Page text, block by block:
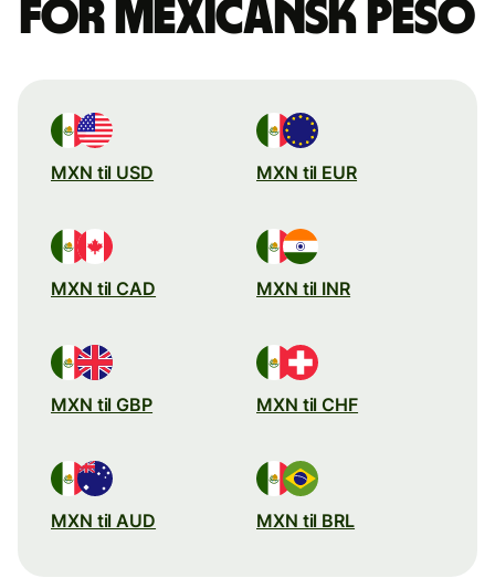
for mexicansk peso
MXN til USD MXN til EUR
MXN til CAD MXN til INR
MXN til GBP MXN til CHF
MXN til AUD MXN til BRL